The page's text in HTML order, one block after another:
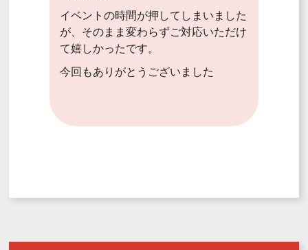
イベントの時間が押してしまいました
が、そのまま変わらずご対応いただけ
て嬉しかったです。
今回もありがとうございました